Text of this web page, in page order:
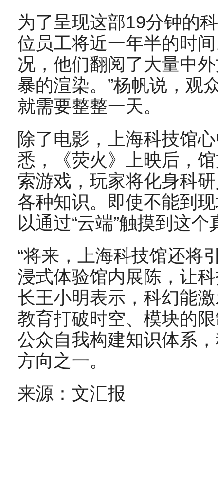
为了呈现这部19分钟的
位员工将近一年半的时
况，他们翻阅了大量中
暴的渲染。”杨帆说，观
就需要整整一天。
除了电影，上海科技馆
悉，《荧火》上映后，
索游戏，玩家将化身科
各种知识。即使不能到
以通过“云端”触摸到这
“将来，上海科技馆还将
浸式体验馆内展陈，让
长王小明表示，科幻能
教育打破时空、模块的
公众自我构建知识体系
方向之一。
来源：文汇报